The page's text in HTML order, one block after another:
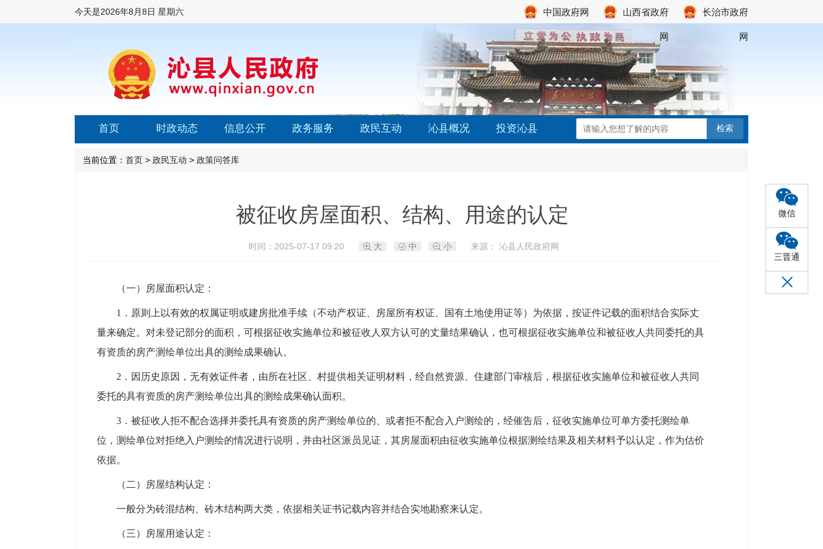
微信
三晋通
今天是2026年8月8日 星期六 中国政府网 山西省政府
网
长治市政府
网
首页 时政动态 信息公开 政务服务 政民互动 沁县概况 投资沁县
当前位置： 首页 > 政民互动 > 政策问答库
被征收房屋面积、结构、用途的认定
时间：2025-07-17 09:20 大 中 小 来源： 沁县人民政府网
（一）房屋面积认定：
1．原则上以有效的权属证明或建房批准手续（不动产权证、房屋所有权证、国有土地使用证等）为依据，按证件记载的面积结合实际丈
量来确定。对未登记部分的面积，可根据征收实施单位和被征收人双方认可的丈量结果确认，也可根据征收实施单位和被征收人共同委托的具
有资质的房产测绘单位出具的测绘成果确认。
2．因历史原因，无有效证件者，由所在社区、村提供相关证明材料，经自然资源、住建部门审核后，根据征收实施单位和被征收人共同
委托的具有资质的房产测绘单位出具的测绘成果确认面积。
3．被征收人拒不配合选择并委托具有资质的房产测绘单位的、或者拒不配合入户测绘的，经催告后，征收实施单位可单方委托测绘单
位，测绘单位对拒绝入户测绘的情况进行说明，并由社区派员见证，其房屋面积由征收实施单位根据测绘结果及相关材料予以认定，作为估价
依据。
（二）房屋结构认定：
一般分为砖混结构、砖木结构两大类，依据相关证书记载内容并结合实地勘察来认定。
（三）房屋用途认定：